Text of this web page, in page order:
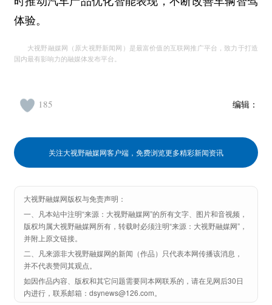
体验。
大视野融媒网（原大视野新闻网）是最富价值的互联网推广平台，致力于打造
国内最有影响力的融媒体发布平台。
编辑：
185
关注大视野融媒网客户端，免费浏览更多精彩新闻资讯
大视野融媒网版权与免责声明：
一、凡本站中注明“来源：大视野融媒网”的所有文字、图片和音视频，
版权均属大视野融媒网所有，转载时必须注明“来源：大视野融媒网”，
并附上原文链接。
二、凡来源非大视野融媒网的新闻（作品）只代表本网传播该消息，
并不代表赞同其观点。
如因作品内容、版权和其它问题需要同本网联系的，请在见网后30日
内进行，联系邮箱：dsynews@126.com。